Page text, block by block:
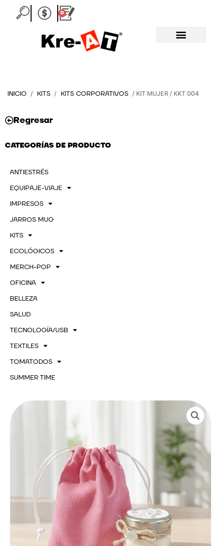
0
Carrito
INICIO / KITS / KITS CORPORATIVOS / KIT MUJER / KKT 004
Regresar
CATEGORÍAS DE PRODUCTO
ANTIESTRÉS
EQUIPAJE-VIAJE
IMPRESOS
JARROS MUG
KITS
ECOLÓGICOS
MERCH-POP
OFICINA
BELLEZA
SALUD
TECNOLOGÍA/USB
TEXTILES
TOMATODOS
SUMMER TIME